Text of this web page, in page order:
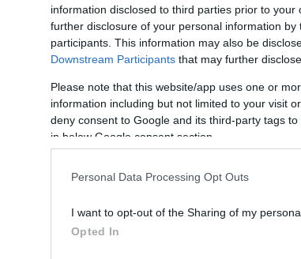
information disclosed to third parties prior to
further disclosure of your personal information by
participants. This information may also be
Downstream Participants that may further
Please note that this website/app uses one or
information including but not limited to your visit
deny consent to Google and its third-party tags
in below Google consent section.
Personal Data Processing Opt Outs
I want to opt-out of the Sharing of my
Opted In
ο καλύτερος τρόπος να